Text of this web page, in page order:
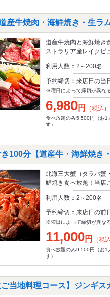
産牛焼肉・海鮮焼き・生ラ
道産牛焼肉と海鮮焼き
ストラリア産レイク
利用人数：2～200名
予約締切：来店日の当
※曜日によって締切が異な
6,980円 （税込）
食べ放題のみ5,500円（お1
す）
100分【道産牛・海鮮焼き
北海三大蟹（タラバ蟹
鮮焼き食べ放題！当店
利用人数：2～200名
予約締切：来店日の前
※曜日によって締切が異な
11,000円 （税
食べ放題のみ9,500円（お1
す）
ご当地料理コース】ジンギ